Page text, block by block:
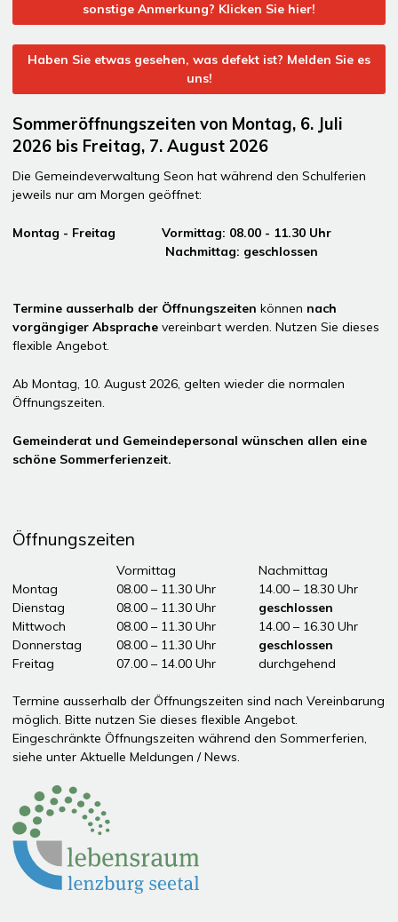
sonstige Anmerkung? Klicken Sie hier!
Haben Sie etwas gesehen, was defekt ist? Melden Sie es
uns!
Sommeröffnungszeiten von Montag, 6. Juli
2026 bis Freitag, 7. August 2026
Die Gemeindeverwaltung Seon hat während den Schulferien
jeweils nur am Morgen geöffnet:
Montag - Freitag Vormittag: 08.00 - 11.30 Uhr
Nachmittag: geschlossen
Termine ausserhalb der Öffnungszeiten können nach
vorgängiger Absprache vereinbart werden. Nutzen Sie dieses
flexible Angebot.
Ab Montag, 10. August 2026, gelten wieder die normalen
Öffnungszeiten.
Gemeinderat und Gemeindepersonal wünschen allen eine
schöne Sommerferienzeit.
Öffnungszeiten
Öffnungszeiten Vormittag
Vormittag
Nachmittag
Montag
08.00 – 11.30 Uhr
14.00 – 18.30 Uhr
Dienstag
08.00 – 11.30 Uhr
geschlossen
Mittwoch
08.00 – 11.30 Uhr
14.00 – 16.30 Uhr
Donnerstag
08.00 – 11.30 Uhr
geschlossen
Freitag
07.00 – 14.00 Uhr durchgehend
Termine ausserhalb der Öffnungszeiten sind nach Vereinbarung
möglich. Bitte nutzen Sie dieses flexible Angebot.
Eingeschränkte Öffnungszeiten während den Sommerferien,
siehe unterAktuelle Meldungen / News.
Partner